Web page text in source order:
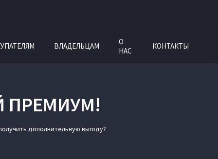
ВЛАДЕЛЬЦАМ
О
НАС
КОНТАКТЫ
ПРЕМИУМ!
дополнительную выгоду?